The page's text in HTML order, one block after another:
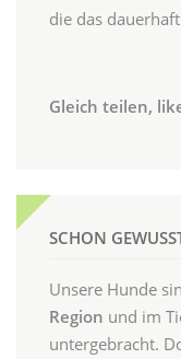
die das
Gleich teilen,
SCHON
Unsere Hunde
Region und im
untergebracht.